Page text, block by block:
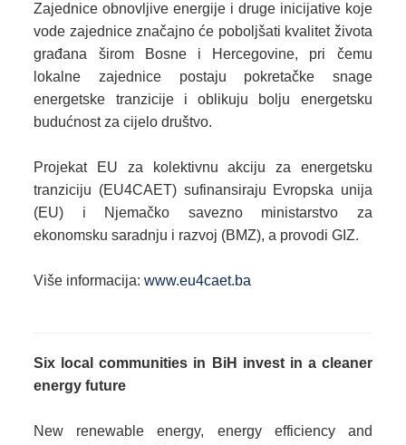
Zajednice obnovljive energije i druge inicijative koje
vode zajednice značajno će poboljšati kvalitet života
građana širom Bosne i Hercegovine, pri čemu
lokalne zajednice postaju pokretačke snage
energetske tranzicije i oblikuju bolju energetsku
budućnost za cijelo društvo.
Projekat EU za kolektivnu akciju za energetsku
tranziciju (EU4CAET) sufinansiraju Evropska unija
(EU) i Njemačko savezno ministarstvo za
ekonomsku saradnju i razvoj (BMZ), a provodi GIZ.
Više informacija:www.eu4caet.ba
Six local communities in BiH invest in a cleaner
energy future
New renewable energy, energy efficiency and